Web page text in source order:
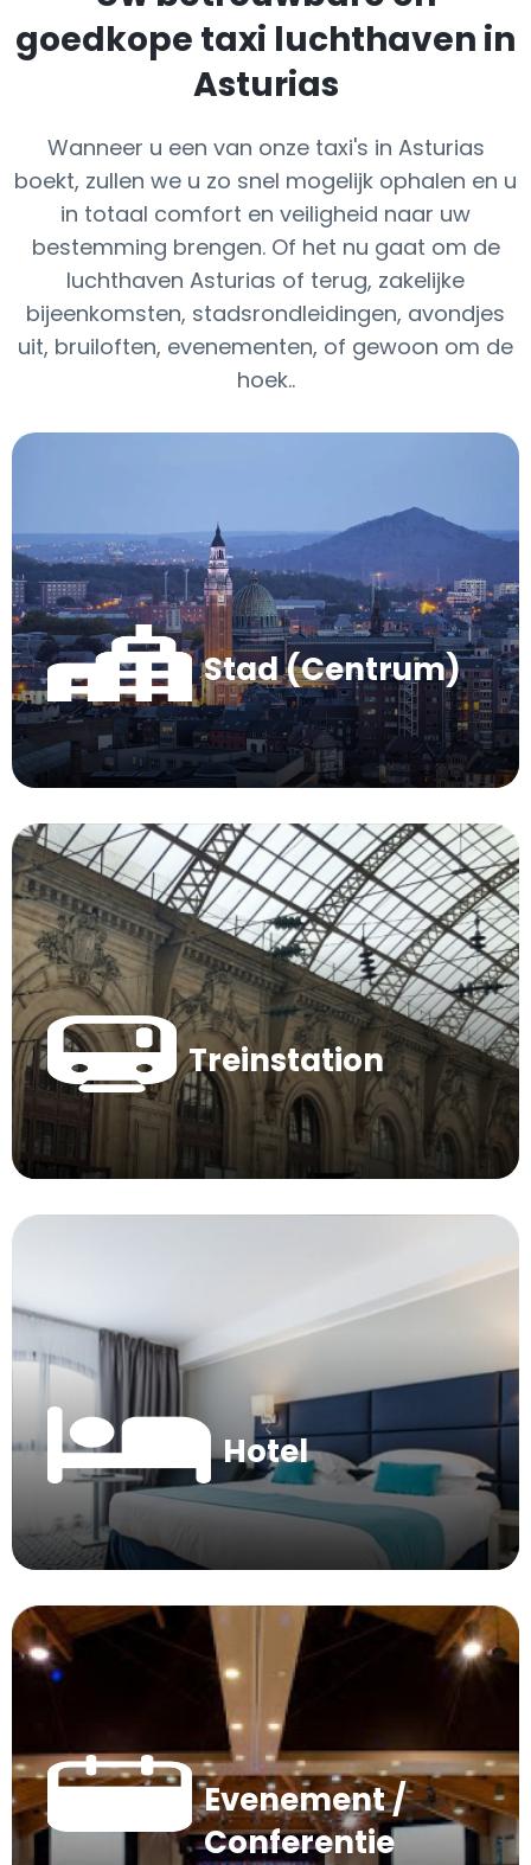
goedkope taxi luchthaven in
Asturias
Wanneer u een van onze taxi's in Asturias
boekt, zullen we u zo snel mogelijk ophalen en u
in totaal comfort en veiligheid naar uw
bestemming brengen. Of het nu gaat om de
luchthaven Asturias of terug, zakelijke
bijeenkomsten, stadsrondleidingen, avondjes
uit, bruiloften, evenementen, of gewoon om de
hoek..
Stad (Centrum)
Treinstation
Hotel
Evenement /
Conferentie